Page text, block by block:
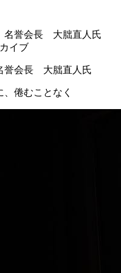
イブ
誉会長 大朏直人氏
倦むことなく